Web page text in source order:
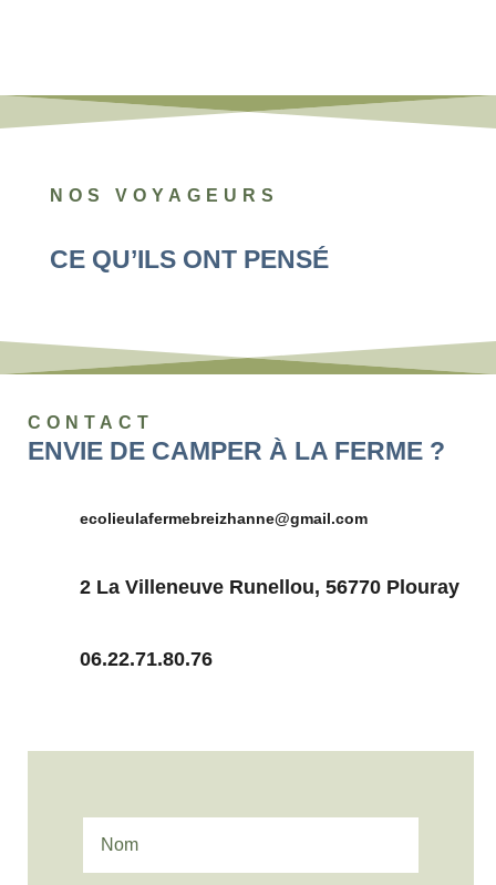
NOS VOYAGEURS
CE QU’ILS ONT PENSÉ
CONTACT
ENVIE DE CAMPER À LA FERME ?
ecolieulafermebreizhanne@gmail.com
2 La Villeneuve Runellou, 56770 Plouray
06.22.71.80.76